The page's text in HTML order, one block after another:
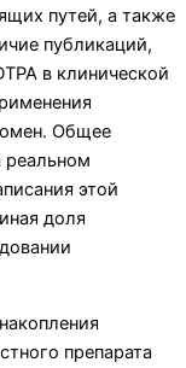
путей, а также
публикаций,
в клинической
Общее
реальном
этой
доля
препарата